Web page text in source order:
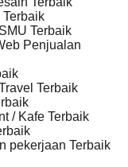
Terbaik
Penjualan
Terbaik
/ Kafe Terbaik
pekerjaan Terbaik